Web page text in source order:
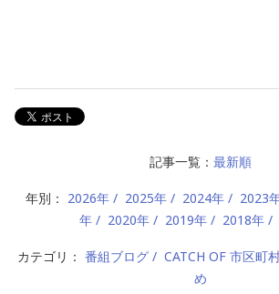
記事一覧： 最新順
年別： 2026年 2025年 2024年 2023
年
2020年 2019年 2018年
カテゴリ： 番組ブログ CATCH OF 市区町
め